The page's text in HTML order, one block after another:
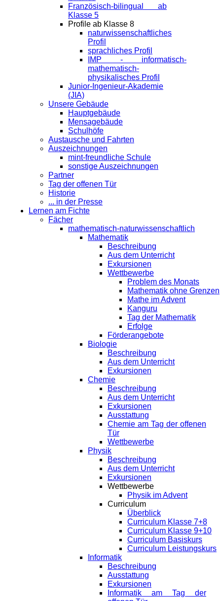
Französisch-bilingual ab
Klasse 5
Profile ab Klasse 8
naturwissenschaftliches
Profil
sprachliches Profil
IMP - informatisch-
mathematisch-
physikalisches Profil
Junior-Ingenieur-Akademie
(JIA)
Unsere Gebäude
Hauptgebäude
Mensagebäude
Schulhöfe
Austausche und Fahrten
Auszeichnungen
mint-freundliche Schule
sonstige Auszeichnungen
Partner
Tag der offenen Tür
Historie
... in der Presse
Lernen am Fichte
Fächer
mathematisch-naturwissenschaftlich
Mathematik
Beschreibung
Aus dem Unterricht
Exkursionen
Wettbewerbe
Problem des Monats
Mathematik ohne Grenzen
Mathe im Advent
Kanguru
Tag der Mathematik
Erfolge
Förderangebote
Biologie
Beschreibung
Aus dem Unterricht
Exkursionen
Chemie
Beschreibung
Aus dem Unterricht
Exkursionen
Ausstattung
Chemie am Tag der offenen
Tür
Wettbewerbe
Physik
Beschreibung
Aus dem Unterricht
Exkursionen
Wettbewerbe
Physik im Advent
Curriculum
Überblick
Curriculum Klasse 7+8
Curriculum Klasse 9+10
Curriculum Basiskurs
Curriculum Leistungskurs
Informatik
Beschreibung
Ausstattung
Exkursionen
Informatik am Tag der